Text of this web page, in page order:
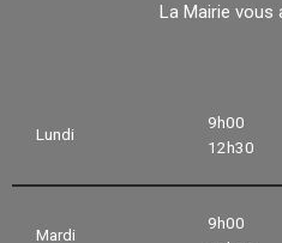
La Mairie vous
Lundi
9h00
12h30
Mardi
9h00